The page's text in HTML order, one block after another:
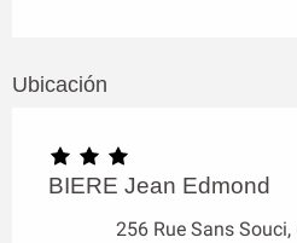
Ubicación
BIERE Jean Edmond
256 Rue Sans